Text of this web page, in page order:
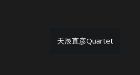
投
天辰直彦Quartet